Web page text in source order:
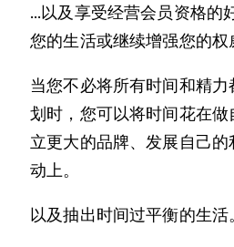
…以及享受经营会员资格的
您的生活或继续增强您的权
当您不必将所有时间和精
划时，您可以将时间花在
立更大的品牌、发展自己
动上。
以及抽出时间过平衡的生活